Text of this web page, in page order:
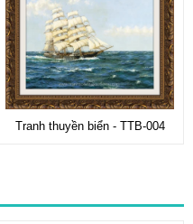
Tranh thuyền biển - TTB-004